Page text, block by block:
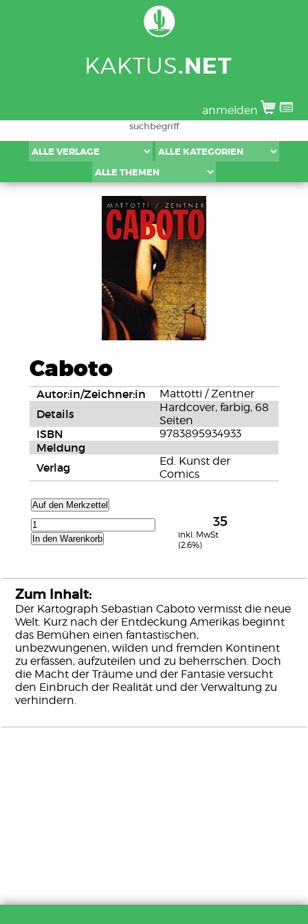
KAKTUS.NET
anmelden
Caboto
Autor:in/Zeichner:in Mattotti / Zentner
Details
Hardcover, farbig, 68
Seiten
ISBN 9783895934933
Meldung
Verlag
Ed. Kunst der
Comics
Auf den Merkzettel
In den Warenkorb
35
inkl. MwSt
(2.6%)
Zum Inhalt:
Der Kartograph Sebastian Caboto vermisst die neue
Welt. Kurz nach der Entdeckung Amerikas beginnt
das Bemühen einen fantastischen,
unbezwungenen, wilden und fremden Kontinent
zu erfassen, aufzuteilen und zu beherrschen. Doch
die Macht der Träume und der Fantasie versucht
den Einbruch der Realität und der Verwaltung zu
verhindern.